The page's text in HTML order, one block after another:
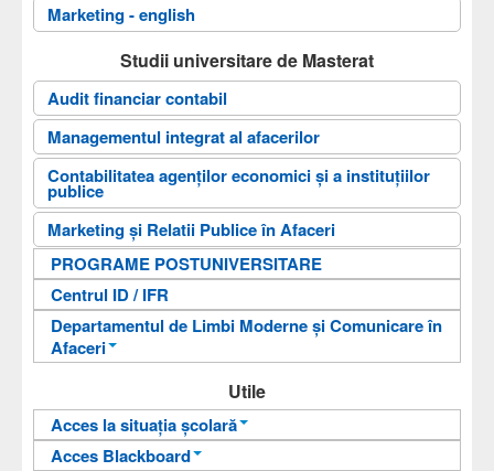
Cercetare
Contact
Căutare
Arhiva
Antreprenoriat digital
Marketing - english
Studii universitare de Masterat
Audit financiar contabil
Managementul integrat al afacerilor
Contabilitatea agenților economici și a instituțiilor
publice
Marketing şi Relatii Publice în Afaceri
PROGRAME POSTUNIVERSITARE
Centrul ID / IFR
Departamentul de Limbi Moderne și Comunicare în
Afaceri
An pregătitor pentru învățarea limbii române
Departamentul de Limbi Moderne și
Comunicare în Afaceri
Utile
Acces la situația școlară
Informații pentru acces
Acces Blackboard